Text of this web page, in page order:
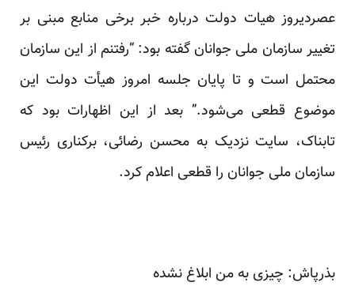
عصردیروز هیات دولت درباره خبر برخی منابع مبنی بر
تغییر سازمان ملی جوانان گفته بود: “رفتنم از این سازمان
محتمل است و تا پایان جلسه امروز هیأت دولت این
موضوع قطعی می‌شود.” بعد از این اظهارات بود که
تابناک، سایت نزدیک به محسن رضائی، برکناری رئیس
سازمان ملی جوانان را قطعی اعلام کرد.
بذرپاش: چیزی به من ابلاغ نشده